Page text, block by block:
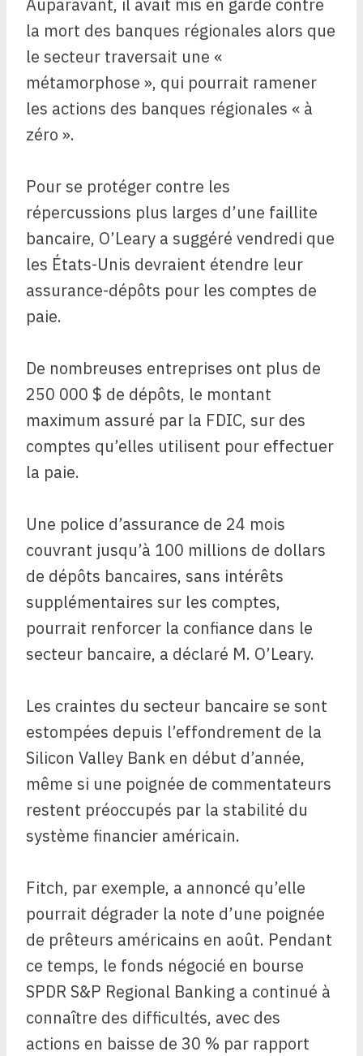
Auparavant, il avait mis en garde contre
la mort des banques régionales alors que
le secteur traversait une «
métamorphose », qui pourrait ramener
les actions des banques régionales « à
zéro ».
Pour se protéger contre les
répercussions plus larges d’une faillite
bancaire, O’Leary a suggéré vendredi que
les États-Unis devraient étendre leur
assurance-dépôts pour les comptes de
paie.
De nombreuses entreprises ont plus de
250 000 $ de dépôts, le montant
maximum assuré par la FDIC, sur des
comptes qu’elles utilisent pour effectuer
la paie.
Une police d’assurance de 24 mois
couvrant jusqu’à 100 millions de dollars
de dépôts bancaires, sans intérêts
supplémentaires sur les comptes,
pourrait renforcer la confiance dans le
secteur bancaire, a déclaré M. O’Leary.
Les craintes du secteur bancaire se sont
estompées depuis l’effondrement de la
Silicon Valley Bank en début d’année,
même si une poignée de commentateurs
restent préoccupés par la stabilité du
système financier américain.
Fitch, par exemple, a annoncé qu’elle
pourrait dégrader la note d’une poignée
de prêteurs américains en août. Pendant
ce temps, le fonds négocié en bourse
SPDR S&P Regional Banking a continué à
connaître des difficultés, avec des
actions en baisse de 30 % par rapport